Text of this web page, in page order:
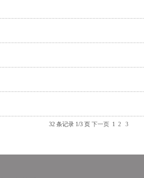
32 条记录 1/3 页 下一页 1 2 3